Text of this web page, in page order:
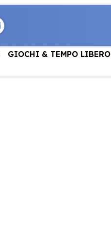
GIOCHI & TEMPO LIBERO